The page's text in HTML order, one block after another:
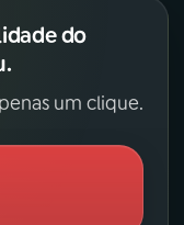
do
um clique.